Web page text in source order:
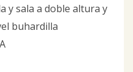
y sala a doble altura y
buhardilla